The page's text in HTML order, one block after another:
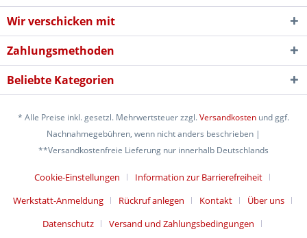
Wir verschicken mit
Zahlungsmethoden
Beliebte Kategorien
* Alle Preise inkl. gesetzl. Mehrwertsteuer zzgl.Versandkosten und ggf.
Nachnahmegebühren, wenn nicht anders beschrieben |
**Versandkostenfreie Lieferung nur innerhalb Deutschlands
Cookie-Einstellungen
Information zur Barrierefreiheit
Werkstatt-Anmeldung
Rückruf anlegen Kontakt
Über uns
Datenschutz
Versand und Zahlungsbedingungen